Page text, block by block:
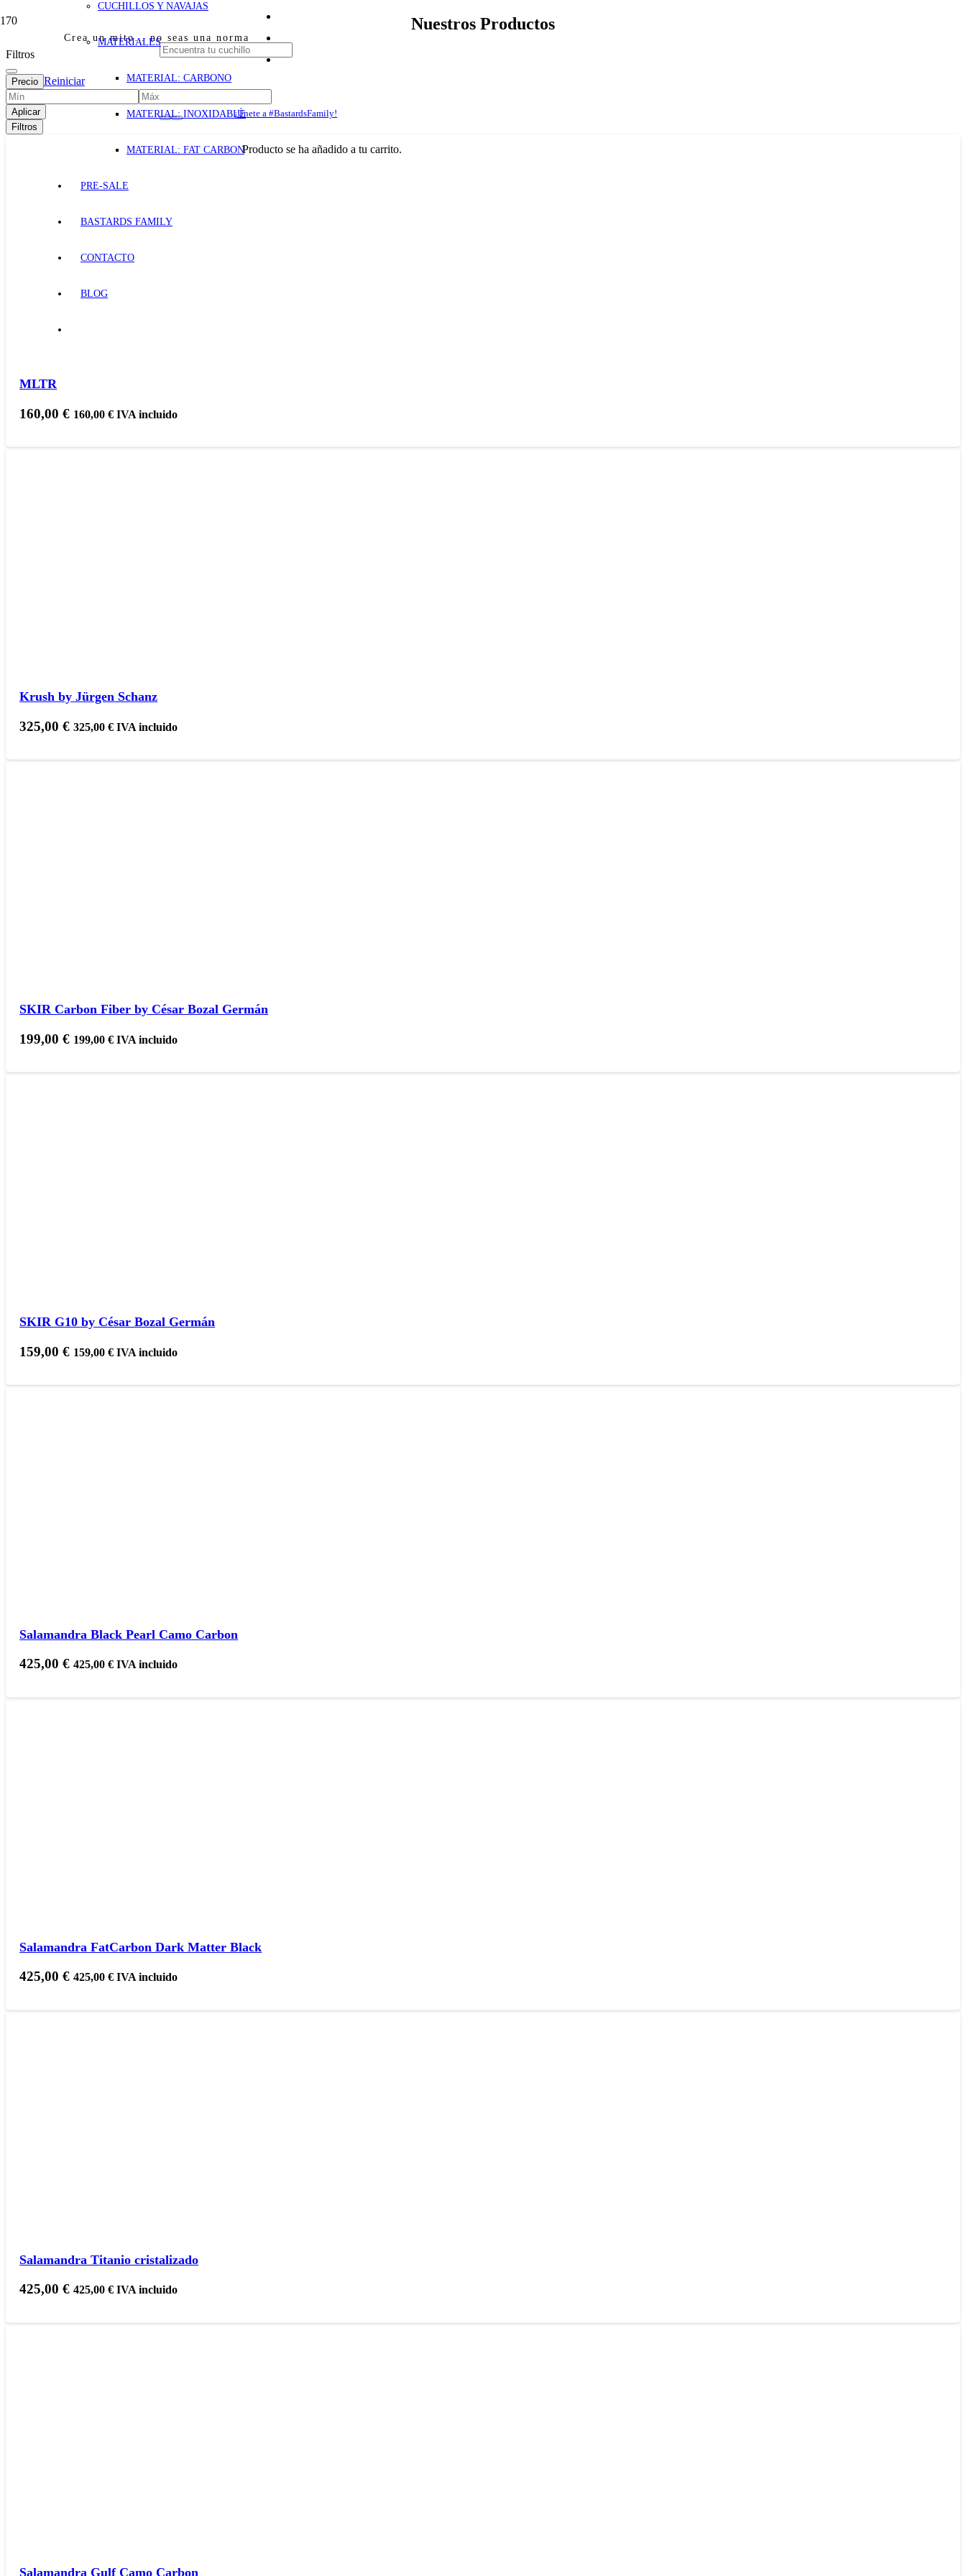
Crea un mito… no seas una norma
CUCHILLOS Y NAVAJAS
MATERIALES
MATERIAL: CARBONO
MATERIAL: INOXIDABLE
MATERIAL: FAT CARBON
PRE-SALE
BASTARDS FAMILY
CONTACTO
BLOG
¡Únete a #BastardsFamily!
Producto se ha añadido a tu carrito.
Nuestros Productos
Filtros
Precio Reiniciar
Aplicar
Filtros
MLTR
160,00€ 160,00€ IVA incluido
Krush by Jürgen Schanz
325,00€ 325,00€ IVA incluido
SKIR Carbon Fiber by César Bozal Germán
199,00€ 199,00€ IVA incluido
SKIR G10 by César Bozal Germán
159,00€ 159,00€ IVA incluido
Salamandra Black Pearl Camo Carbon
425,00€ 425,00€ IVA incluido
Salamandra FatCarbon Dark Matter Black
425,00€ 425,00€ IVA incluido
Salamandra Titanio cristalizado
425,00€ 425,00€ IVA incluido
Salamandra Gulf Camo Carbon